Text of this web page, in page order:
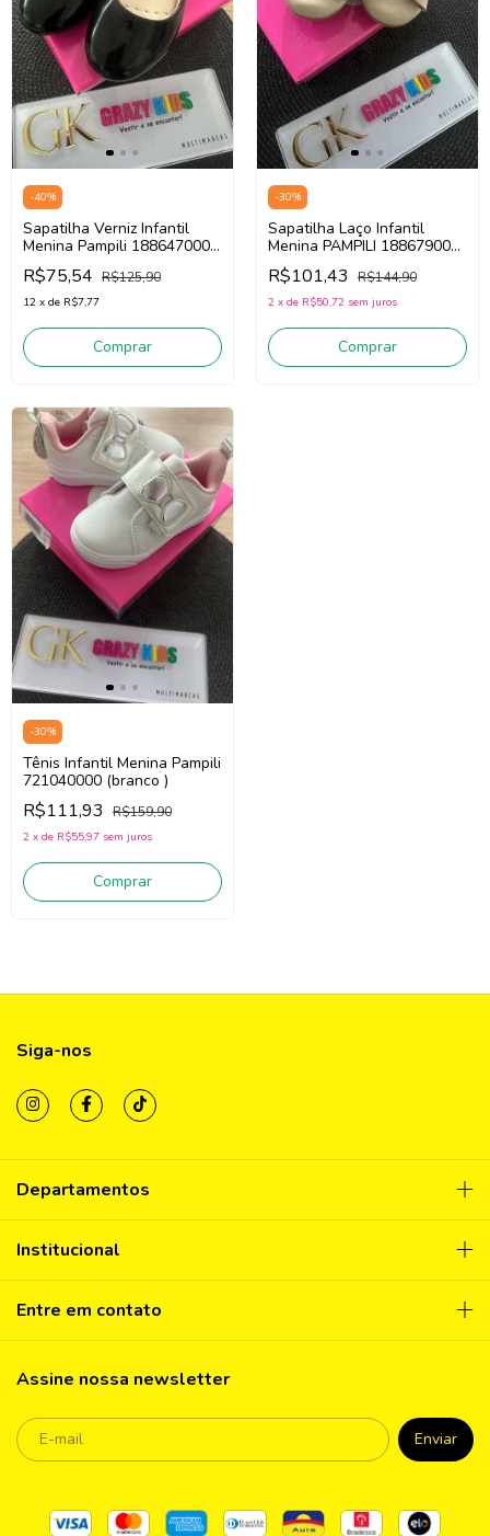
-40%
Sapatilha Verniz Infantil
Menina Pampili 188647000
(preto)
R$75,54 R$125,90
12 x de R$7,77
Comprar
-30%
Sapatilha Laço Infantil
Menina PAMPILI 188679000
(areia)
R$101,43 R$144,90
2 x de R$50,72 sem juros
Comprar
-30%
Tênis Infantil Menina Pampili
721040000 (branco )
R$111,93 R$159,90
2 x de R$55,97 sem juros
Comprar
Siga-nos
Departamentos
Institucional
Entre em contato
Assine nossa newsletter